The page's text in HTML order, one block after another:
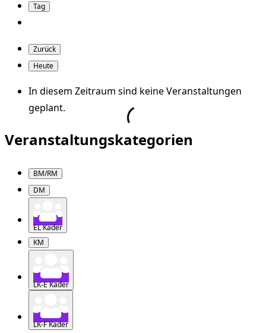
Tag
Zurück
Heute
In diesem Zeitraum sind keine Veranstaltungen
geplant.
Veranstaltungskategorien
BM/RM
DM
EL Kader
KM
LK-E Kader
LK-F Kader